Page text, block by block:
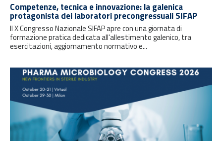
Competenze, tecnica e innovazione: la galenica
protagonista dei laboratori precongressuali SIFAP
Il X Congresso Nazionale SIFAP apre con una giornata di
formazione pratica dedicata all'allestimento galenico, tra
esercitazioni, aggiornamento normativo e...